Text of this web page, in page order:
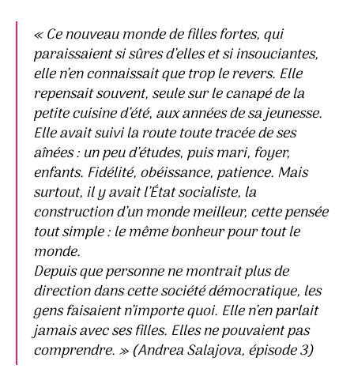
« Ce nouveau monde de filles fortes, qui
paraissaient si sûres d’elles et si insouciantes,
elle n’en connaissait que trop le revers. Elle
repensait souvent, seule sur le canapé de la
petite cuisine d’été, aux années de sa jeunesse.
Elle avait suivi la route toute tracée de ses
aînées : un peu d’études, puis mari, foyer,
enfants. Fidélité, obéissance, patience. Mais
surtout, il y avait l’État socialiste, la
construction d’un monde meilleur, cette pensée
tout simple : le même bonheur pour tout le
monde.
Depuis que personne ne montrait plus de
direction dans cette société démocratique, les
gens faisaient n’importe quoi. Elle n’en parlait
jamais avec ses filles. Elles ne pouvaient pas
comprendre. »(Andrea Salajova, épisode 3)